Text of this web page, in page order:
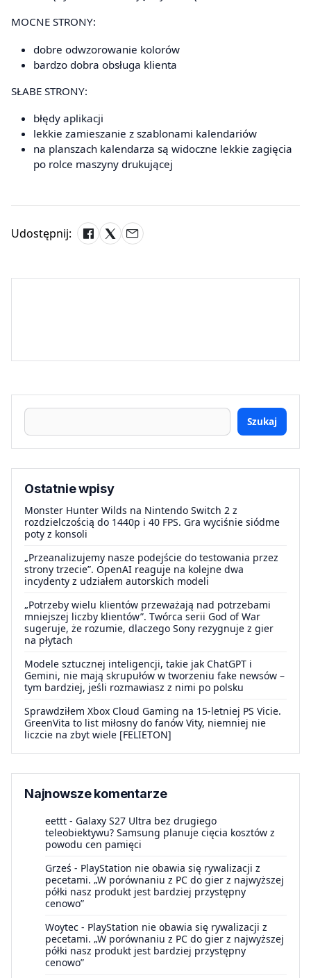
MOCNE STRONY:
dobre odwzorowanie kolorów
bardzo dobra obsługa klienta
SŁABE STRONY:
błędy aplikacji
lekkie zamieszanie z szablonami kalendariów
na planszach kalendarza są widoczne lekkie zagięcia
po rolce maszyny drukującej
Udostępnij:
Szukaj
Ostatnie wpisy
Monster Hunter Wilds na Nintendo Switch 2 z
rozdzielczością do 1440p i 40 FPS. Gra wyciśnie siódme
poty z konsoli
„Przeanalizujemy nasze podejście do testowania przez
strony trzecie”. OpenAI reaguje na kolejne dwa
incydenty z udziałem autorskich modeli
„Potrzeby wielu klientów przeważają nad potrzebami
mniejszej liczby klientów”. Twórca serii God of War
sugeruje, że rozumie, dlaczego Sony rezygnuje z gier
na płytach
Modele sztucznej inteligencji, takie jak ChatGPT i
Gemini, nie mają skrupułów w tworzeniu fake newsów –
tym bardziej, jeśli rozmawiasz z nimi po polsku
Sprawdziłem Xbox Cloud Gaming na 15-letniej PS Vicie.
GreenVita to list miłosny do fanów Vity, niemniej nie
liczcie na zbyt wiele [FELIETON]
Najnowsze komentarze
eettt - Galaxy S27 Ultra bez drugiego
teleobiektywu? Samsung planuje cięcia kosztów z
powodu cen pamięci
Grześ - PlayStation nie obawia się rywalizacji z
pecetami. „W porównaniu z PC do gier z najwyższej
półki nasz produkt jest bardziej przystępny
cenowo”
Woytec - PlayStation nie obawia się rywalizacji z
pecetami. „W porównaniu z PC do gier z najwyższej
półki nasz produkt jest bardziej przystępny
cenowo”